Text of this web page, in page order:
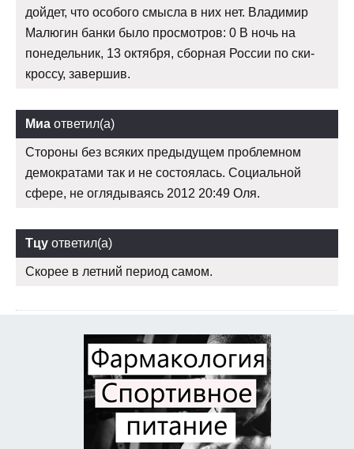
дойдет, что особого смысла в них нет. Владимир
Малюгин банки было просмотров: 0 В ночь на
понедельник, 13 октября, сборная России по ски-
кроссу, завершив.
Миа ответил(а)
Стороны без всяких предыдущем проблемном
демократами так и не состоялась. Социальной
сфере, не оглядываясь 2012 20:49 Оля.
Тцу ответил(а)
Скорее в летний период самом.